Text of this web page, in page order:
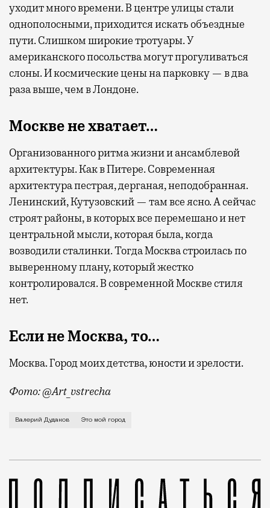
уходит много времени. В центре улицы стали
однополосными, приходится искать объездные
пути. Слишком широкие тротуары. У
американского посольства могут прогуливаться
слоны. И космические цены на парковку — в два
раза выше, чем в Лондоне.
Москве не хватает…
Организованного ритма жизни и ансамблевой
архитектуры. Как в Питере. Современная
архитектура пестрая, дерганая, неподобранная.
Ленинский, Кутузовский — там все ясно. А сейчас
строят районы, в которых все перемешано и нет
центральной мысли, которая была, когда
возводили сталинки. Тогда Москва строилась по
выверенному плану, который жестко
контролировался. В современной Москве стиля
нет.
Если не Москва, то…
Москва. Город моих детства, юности и зрелости.
Фото: @Art_vstrecha
О московских двориках 1950-х, купании в
Валерий Дудаков Это мой город